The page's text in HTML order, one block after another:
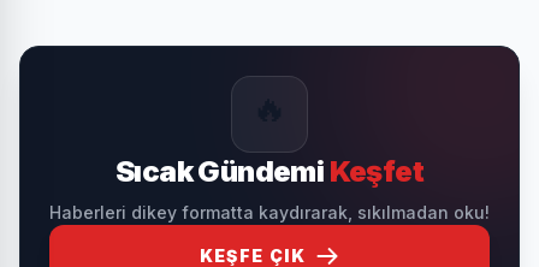
Sıcak Gündemi Keşfet
Haberleri dikey formatta kaydırarak, sıkılmadan oku!
KEŞFE ÇIK